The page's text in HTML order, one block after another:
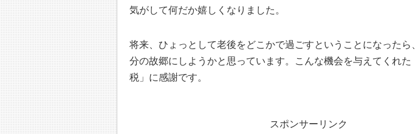
気がして何だか嬉しくなりました。
将来、ひょっとして老後をどこかで過ごすということになったら
分の故郷にしようかと思っています。こんな機会を与えてくれた
税」に感謝です。
スポンサーリンク